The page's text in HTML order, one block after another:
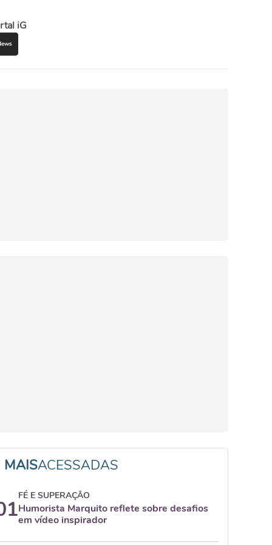
iG
MAISACESSADAS
FÉ E SUPERAÇÃO
Humorista Marquito reflete sobre desafios
em vídeo inspirador